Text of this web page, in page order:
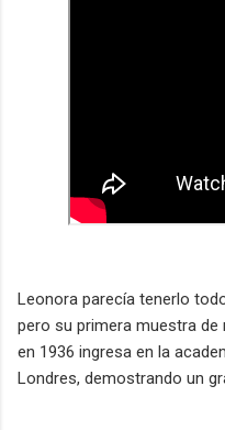
Leonora parecía tenerlo
pero su primera muestra de
en 1936 ingresa en la
Londres, demostrando un